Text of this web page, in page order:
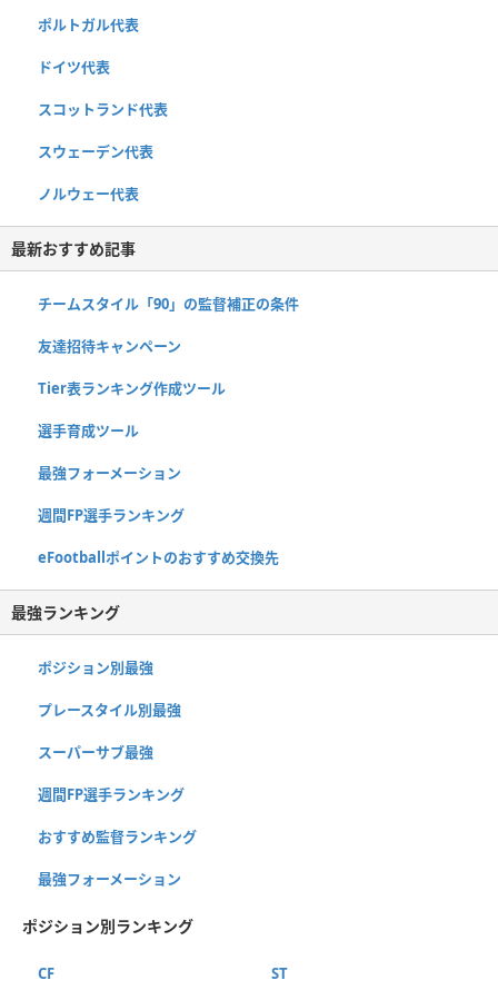
ポルトガル代表
ドイツ代表
スコットランド代表
スウェーデン代表
ノルウェー代表
最新おすすめ記事
チームスタイル「90」の監督補正の条件
友達招待キャンペーン
Tier表ランキング作成ツール
選手育成ツール
最強フォーメーション
週間FP選手ランキング
eFootballポイントのおすすめ交換先
最強ランキング
ポジション別最強
プレースタイル別最強
スーパーサブ最強
週間FP選手ランキング
おすすめ監督ランキング
最強フォーメーション
ポジション別ランキング
CF ST